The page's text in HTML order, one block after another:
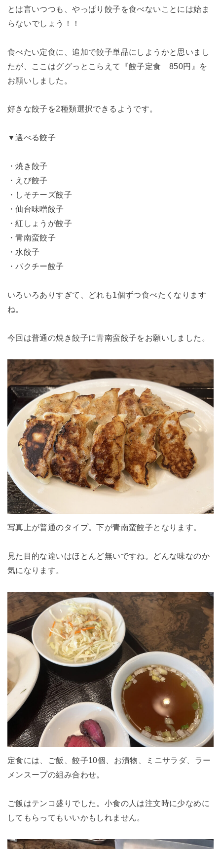
とは言いつつも、やっぱり餃子を食べないことには始ま
らないでしょう！！
食べたい定食に、追加で餃子単品にしようかと思いまし
たが、ここはググっとこらえて『餃子定食 850円』を
お願いしました。
好きな餃子を2種類選択できるようです。
▼選べる餃子
・焼き餃子
・えび餃子
・しそチーズ餃子
・仙台味噌餃子
・紅しょうが餃子
・青南蛮餃子
・水餃子
・パクチー餃子
いろいろありすぎて、どれも1個ずつ食べたくなります
ね。
今回は普通の焼き餃子に青南蛮餃子をお願いしました。
写真上が普通のタイプ。下が青南蛮餃子となります。
見た目的な違いはほとんど無いですね。どんな味なのか
気になります。
定食には、ご飯、餃子10個、お漬物、ミニサラダ、ラー
メンスープの組み合わせ。
ご飯はテンコ盛りでした。小食の人は注文時に少なめに
してもらってもいいかもしれません。